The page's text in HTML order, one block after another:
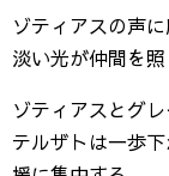
ゾティアスの声
淡い光が仲間を照
ゾティアスとグ
テルザトは一歩